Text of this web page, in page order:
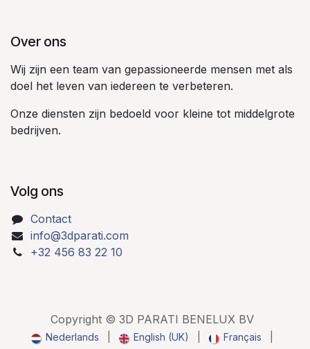
Over ons
Wij zijn een team van gepassioneerde mensen met als
doel het leven van iedereen te verbeteren.
Onze diensten zijn bedoeld voor kleine tot middelgrote
bedrijven.
Volg ons
Contact
info@3dparati.com
+32 456 83 22 10
Copyright © 3D PARATI BENELUX BV
Nederlands English (UK) Français